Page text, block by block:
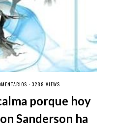
· 3289 VIEWS
porque hoy
Sanderson ha